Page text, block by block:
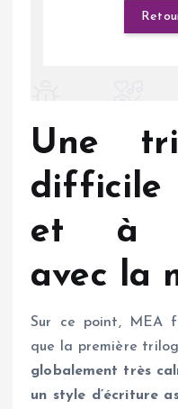
Une
et à
avec la
Sur ce point, MEA
que la première
globalement très
un style d’écriture